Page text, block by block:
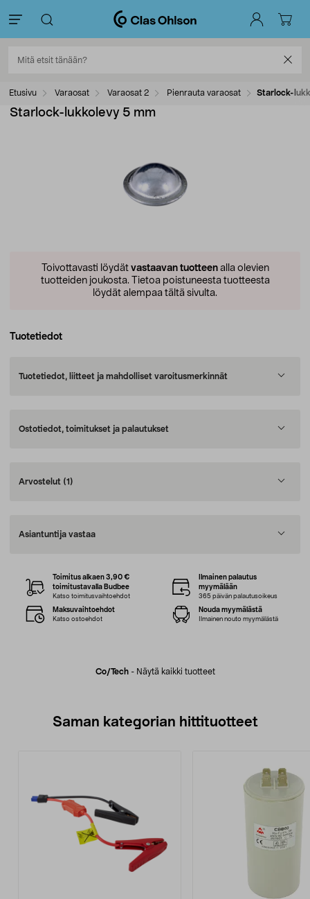
Etusivu Varaosat Varaosat 2 Pienrauta varaosat Starlock-
Starlock-lukkolevy 5 mm
Toivottavasti löydät vastaavan tuotteenalla olevien
tuotteiden joukosta. Tietoa poistuneesta tuotteesta
löydät alempaa tältä sivulta.
Tuotetiedot
Tuotetiedot, liitteet ja mahdolliset varoitusmerkinnät
Ostotiedot, toimitukset ja palautukset
Arvostelut (1)
Asiantuntija vastaa
Co/tech- Näytä kaikki tuotteet
Toimitus alkaen 3,90 €
toimitustavalla Budbee
Katso toimitusvaihtoehdot
Ilmainen palautus
myymälään
365 päivän palautusoikeus
Maksuvaihtoehdot
Katso ostoehdot
Nouda myymälästä
Ilmainen nouto myymälästä
Saman kategorian hittituotteet